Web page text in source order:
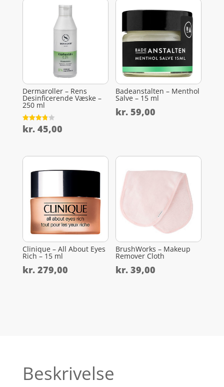
Dermaroller – Rens
Desinficerende Væske –
250 ml
Vurderet
3.8
kr.45,00
Badeanstalten – Menthol
Salve – 15 ml
kr. 59,00
Clinique – All About Eyes
Rich – 15 ml
kr.279,00
BrushWorks – Makeup
Remover Cloth
kr. 39,00
Beskrivelse